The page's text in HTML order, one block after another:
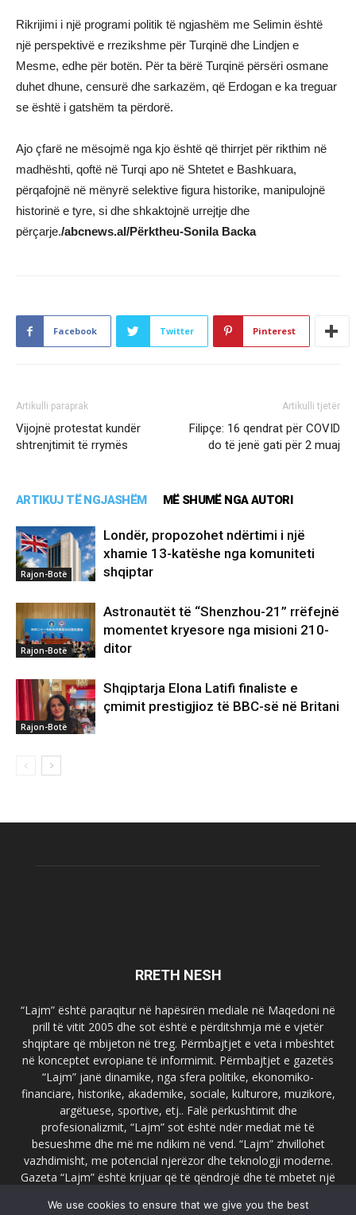
Rikrijimi i një programi politik të ngjashëm me Selimin është
një perspektivë e rrezikshme për Turqinë dhe Lindjen e
Mesme, edhe për botën. Për ta bërë Turqinë përsëri osmane
duhet dhune, censurë dhe sarkazëm, që Erdogan e ka treguar
se është i gatshëm ta përdorë.
Ajo çfarë ne mësojmë nga kjo është që thirrjet për rikthim në
madhështi, qoftë në Turqi apo në Shtetet e Bashkuara,
përqafojnë në mënyrë selektive figura historike, manipulojnë
historinë e tyre, si dhe shkaktojnë urrejtje dhe
përçarje./abcnews.al/Përktheu-Sonila Backa
Facebook Twitter Pinterest
Artikulli paraprak
Vijojnë protestat kundër
shtrenjtimit të rrymës
Artikulli tjetër
Filipçe: 16 qendrat për COVID
do të jenë gati për 2 muaj
ARTIKUJ TË NGJASHËM MË SHUMË NGA AUTORI
Rajon-Botë
Londër, propozohet ndërtimi i një
xhamie 13-katëshe nga komuniteti
shqiptar
Rajon-Botë
Astronautët të “Shenzhou-21” rrëfejnë
momentet kryesore nga misioni 210-
ditor
Rajon-Botë
Shqiptarja Elona Latifi finaliste e
çmimit prestigjioz të BBC-së në Britani
RRETH NESH
“Lajm” është paraqitur në hapësirën mediale në Maqedoni në
prill të vitit 2005 dhe sot është e përditshmja më e vjetër
shqiptare që mbijeton në treg. Përmbajtjet e veta i mbështet
në konceptet evropiane të informimit. Përmbajtjet e gazetës
“Lajm” janë dinamike, nga sfera politike, ekonomiko-
financiare, historike, akademike, sociale, kulturore, muzikore,
argëtuese, sportive, etj.. Falë përkushtimit dhe
profesionalizmit, “Lajm” sot është ndër mediat më të
besueshme dhe më me ndikim në vend. “Lajm” zhvillohet
vazhdimisht, me potencial njerëzor dhe teknologji moderne.
Gazeta “Lajm” është krijuar që të qëndrojë dhe të mbetet një
faqja zyrtare e gazetës “Lajm”, www.lajmpress.org është një
We use cookies to ensure that we give you the best